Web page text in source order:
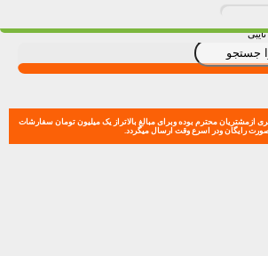
ازمشتریان محترم بوده وبرای مبالغ بالاتراز یک میلیون تومان سفارشات
رایگان ودر اسرع وقت ارسال میگردد.